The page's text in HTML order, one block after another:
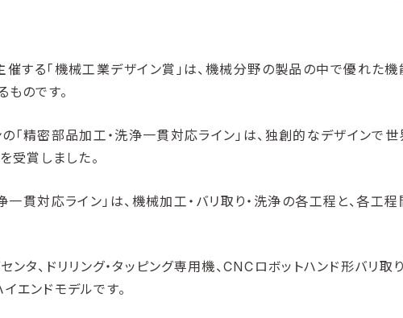
する「機械工業デザイン賞」は、機械分野の製品の中で優れた
ものです。
の「精密部品加工・洗浄一貫対応ライン」は、独創的なデザイン
受賞しました。
一貫対応ライン」は、機械加工・バリ取り・洗浄の各工程と、各
ンタ、ドリリング・タッピング専用機、CNCロボットハンド形バリ
エンドモデルです。